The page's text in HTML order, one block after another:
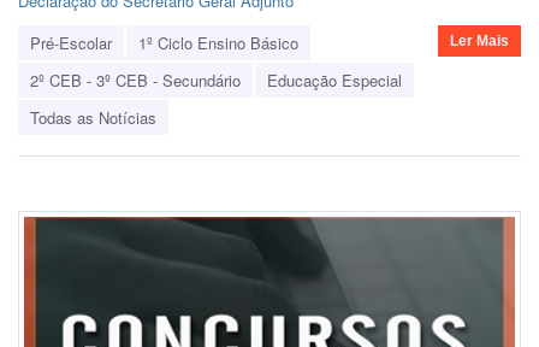
Pré-Escolar
1º Ciclo Ensino Básico
2º CEB - 3º CEB - Secundário
Educação Especial
Todas as Notícias
Ler Mais